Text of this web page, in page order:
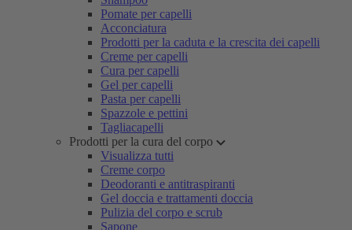
Pomate per capelli
Acconciatura
Prodotti per la caduta e la crescita dei capelli
Creme per capelli
Cura per capelli
Gel per capelli
Pasta per capelli
Spazzole e pettini
Tagliacapelli
Prodotti per la cura del corpo
Visualizza tutti
Creme corpo
Deodoranti e antitraspiranti
Gel doccia e trattamenti doccia
Pulizia del corpo e scrub
Sapone